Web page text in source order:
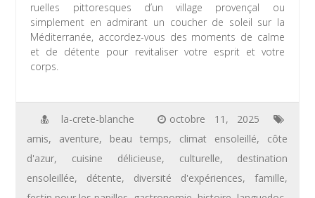
ruelles pittoresques d’un village provençal ou
simplement en admirant un coucher de soleil sur la
Méditerranée, accordez-vous des moments de calme
et de détente pour revitaliser votre esprit et votre
corps.
la-crete-blanche
octobre 11, 2025
amis, aventure, beau temps, climat ensoleillé, côte
d'azur, cuisine délicieuse, culturelle, destination
ensoleillée, détente, diversité d'expériences,famille,